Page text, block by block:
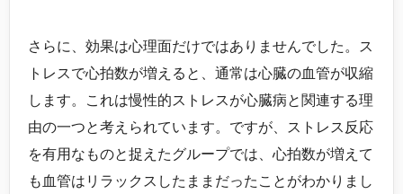
さらに、効果は心理面だけではありませんでした。ス
トレスで心拍数が増えると、通常は心臓の血管が収縮
します。これは慢性的ストレスが心臓病と関連する理
由の一つと考えられています。ですが、ストレス反応
を有用なものと捉えたグループでは、心拍数が増えて
も血管はリラックスしたままだったことがわかりまし